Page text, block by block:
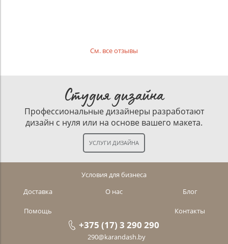
См. все отзывы
Студия дизайна
Профессиональные дизайнеры разработают
дизайн с нуля или на основе вашего макета.
Условия для бизнеса
Доставка
О нас Блог
Помощь Контакты
+375 (17) 3 290 290
290@karandash.by